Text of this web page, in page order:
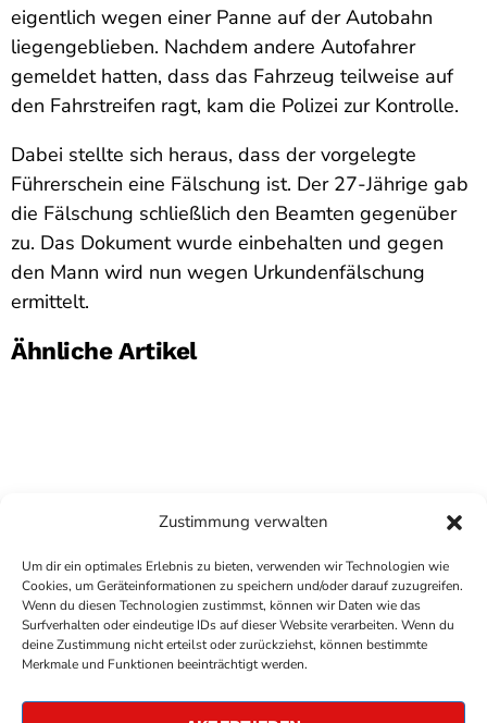
Zustimmung verwalten
Um dir ein optimales Erlebnis zu bieten, verwenden wir Technologien wie
Cookies, um Geräteinformationen zu speichern und/oder darauf zuzugreifen.
Wenn du diesen Technologien zustimmst, können wir Daten wie das
Surfverhalten oder eindeutige IDs auf dieser Website verarbeiten. Wenn du
deine Zustimmung nicht erteilst oder zurückziehst, können bestimmte
Merkmale und Funktionen beeinträchtigt werden.
eigentlich wegen einer Panne auf der Autobahn
liegengeblieben. Nachdem andere Autofahrer
gemeldet hatten, dass das Fahrzeug teilweise auf
den Fahrstreifen ragt, kam die Polizei zur Kontrolle.
Dabei stellte sich heraus, dass der vorgelegte
Führerschein eine Fälschung ist. Der 27-Jährige gab
die Fälschung schließlich den Beamten gegenüber
zu. Das Dokument wurde einbehalten und gegen
den Mann wird nun wegen Urkundenfälschung
ermittelt.
Ähnliche Artikel
COPYRIGHTANTENNE BAD KREUZNACH